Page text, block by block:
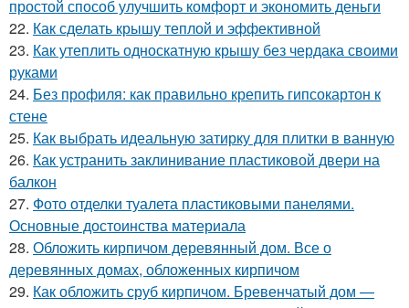
простой способ улучшить комфорт и экономить деньги
22. Как сделать крышу теплой и эффективной
23. Как утеплить односкатную крышу без чердака своими
руками
24. Без профиля: как правильно крепить гипсокартон к
стене
25. Как выбрать идеальную затирку для плитки в ванную
26. Как устранить заклинивание пластиковой двери на
балкон
27. Фото отделки туалета пластиковыми панелями.
Основные достоинства материала
28. Обложить кирпичом деревянный дом. Все о
деревянных домах, обложенных кирпичом
29. Как обложить сруб кирпичом. Бревенчатый дом —